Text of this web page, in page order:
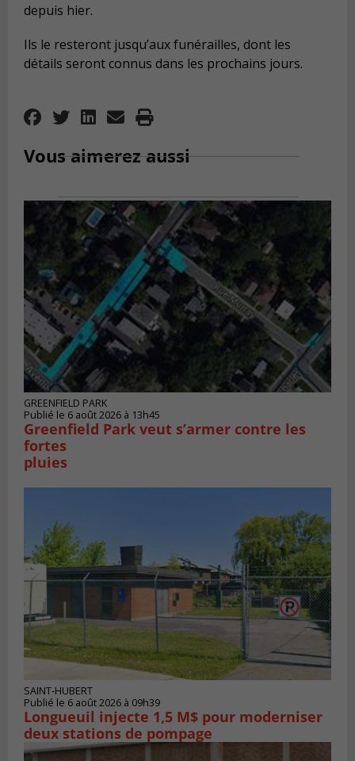
depuis hier.
Ils le resteront jusqu’aux funérailles, dont les
détails seront connus dans les prochains jours.
Vous aimerez aussi
GREENFIELD PARK
Publié le 6 août 2026 à 13h45
Greenfield Park veut s’armer contre les
fortes
pluies
SAINT-HUBERT
Publié le 6 août 2026 à 09h39
Longueuil injecte 1,5 M$ pour moderniser
deux stations de pompage